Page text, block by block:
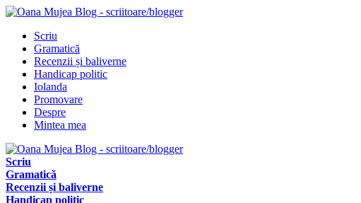
Scriu
Gramatică
Recenzii și baliverne
Handicap politic
Iolanda
Promovare
Despre
Mintea mea
Scriu
Gramatică
Recenzii și baliverne
Handicap politic